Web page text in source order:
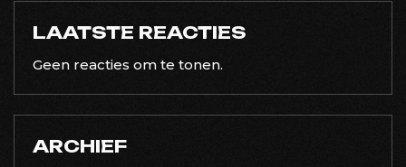
LAATSTE REACTIES
Geen reacties om te tonen.
ARCHIEF